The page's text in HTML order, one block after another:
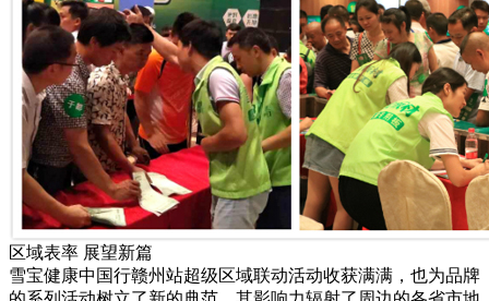
区域表率 展望新篇
雪宝健康中国行赣州站超级区域联动活动收获满满，也为品牌